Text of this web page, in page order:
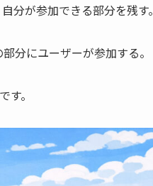
分が参加できる部分を残す。
分にユーザーが参加する。
。